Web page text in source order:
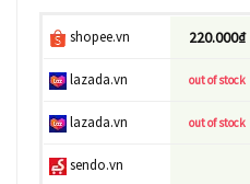
shopee.vn 220.000₫
lazada.vn out of stock
lazada.vn out of stock
sendo.vn